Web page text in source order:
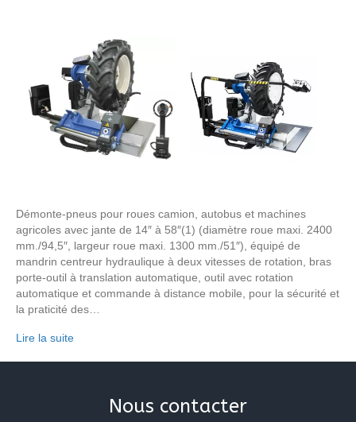
Démonte-pneus pour roues camion, autobus et machines
agricoles avec jante de 14″ à 58″(1) (diamètre roue maxi. 2400
mm./94,5″, largeur roue maxi. 1300 mm./51″), équipé de
mandrin centreur hydraulique à deux vitesses de rotation, bras
porte-outil à translation automatique, outil avec rotation
automatique et commande à distance mobile, pour la sécurité et
la praticité des…
Lire la suite
Nous contacter